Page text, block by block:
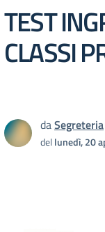
TEST
CLASSI
daSegreteria
dellunedì, 20